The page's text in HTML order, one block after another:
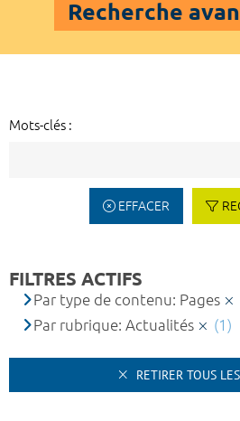
Recherche
Mots-clés :
EFFACER
FILTRES ACTIFS
Par type de contenu: Pages
Par rubrique: Actualités
(1)
RETIRER TOUS